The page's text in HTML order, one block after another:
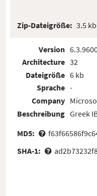
Zip-Dateigröße: 3.5 kb
Version
Architecture
Dateigröße
Sprache
Company
Beschreibung
32
6 kb
-
Greek
MD5:
SHA-1: